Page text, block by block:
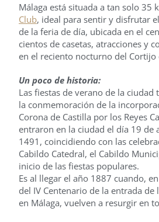
Málaga está situada a tan solo 35
Club, ideal para sentir y disfrutar
de la feria de día, ubicada en el
cientos de casetas, atracciones y
en el reciento nocturno del Cortijo
Un poco de historia:
Las fiestas de verano de la ciudad
la conmemoración de la
Corona de Castilla por los Reyes
entraron en la ciudad el día 19 de
1491, coincidiendo con las
Cabildo Catedral, el Cabildo
inicio de las fiestas populares.
Es al llegar el año 1887 cuando,
del IV Centenario de la entrada de
en Málaga, vuelven a resurgir en